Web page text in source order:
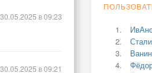
30.05.2025 в 09:23
30.05.2025 в 09:21